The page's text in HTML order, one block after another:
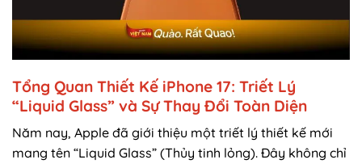
Tổng Quan Thiết Kế iPhone 17: Triết Lý
“Liquid Glass” và Sự Thay Đổi Toàn Diện
Năm nay, Apple đã giới thiệu một triết lý thiết kế mới
mang tên “Liquid Glass” (Thủy tinh lỏng). Đây không chỉ